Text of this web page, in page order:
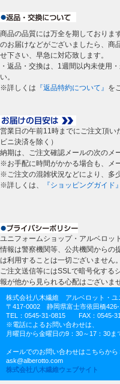
商品の品質には万全を期しておりま
のお届けなどがございましたら、商
せ下さい、早急に対応致します。
・返品・交換は、1週間以内未使用
い。
※詳しくは 『返品特約について』 を
営業日の午前11時までにご注文頂い
ビニ決済を除く）
納期は、ご注文確認メールの次のメ
※お手配に時間がかかる場合も、メ
※ご注文の混雑状況などにより、多
※詳しくは、
『ショッピングガイド』
ユニフォームショップ・アルベロッ
情報は警察機関等、公共機関からの
は利用することは一切ございません。
ご注文送信等にはSSLで暗号化する
報が他から見られる心配はございま
株式会社八木繊維 アルベロット・ユ
〒417-0002 静岡県富士市依田橋426-
TEL：0545-31-0815 FAX：0545-
※電話によるお問い合わせは、
月曜日から金曜日の9：30～17：30ま
メールでのお問い合わせはこちらから
ask@alberotto.com
株式会社八木繊維ウェブサイト